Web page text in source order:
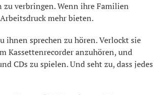
verbringen. Wenn ihre Familien
mehr bieten.
ihnen sprechen zu hören. Verlockt sie
Kassettenrecorder anzuhören, und
CDs zu spielen. Und seht zu, dass jedes